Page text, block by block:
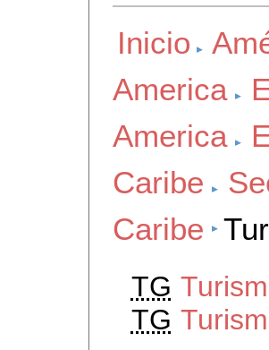
Inicio
America
America
Caribe
Caribe
TG
TG